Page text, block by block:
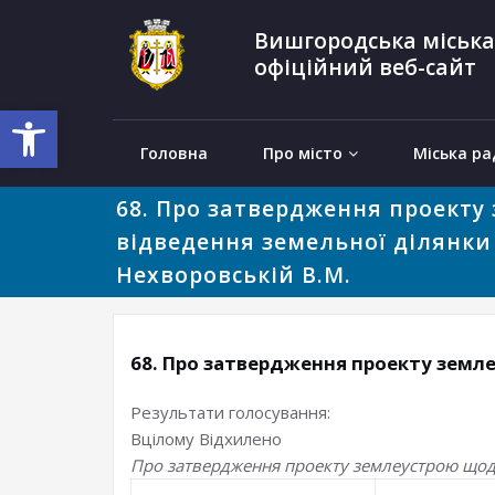
Відкрити Панель інструментів
Вишгородська
офіційний веб-сайт
Головна Про місто Міська
68. Про затвердження
відведення земельної ділянки
Нехворовській В.М.
68. Про затвердження проекту
Результати голосування:
Вцілому Відхилено
Про затвердження проекту землеустрою